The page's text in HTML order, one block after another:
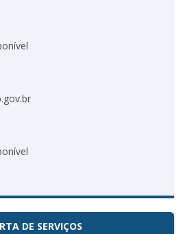
DE SERVIÇOS